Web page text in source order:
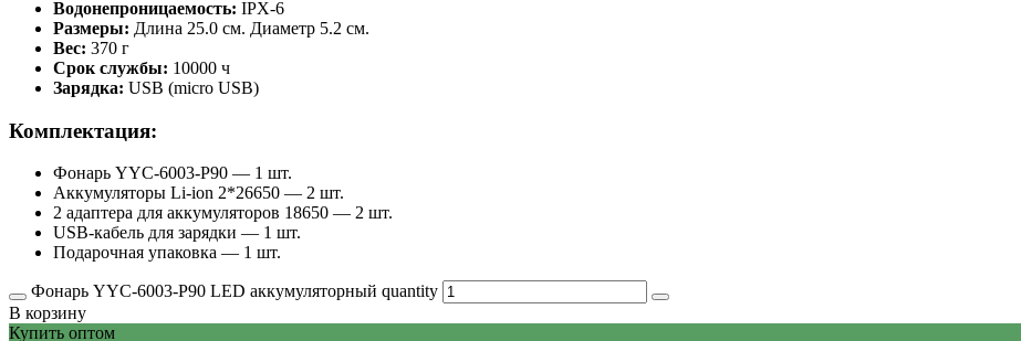
Водонепроницаемость: IPX-6
Размеры: Длина 25.0 см. Диаметр 5.2 см.
Вес: 370 г
Срок службы: 10000 ч
Зарядка: USB (micro USB)
Комплектация:
Фонарь YYC-6003-P90 — 1 шт.
Аккумуляторы Li-ion 2*26650 — 2 шт.
2 адаптера для аккумуляторов 18650 — 2 шт.
USB-кабель для зарядки — 1 шт.
Подарочная упаковка — 1 шт.
Фонарь YYC-6003-Р90 LED аккумуляторный quantity
В корзину
Купить оптом